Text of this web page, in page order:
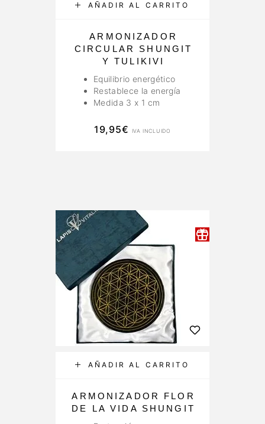
AÑADIR AL CARRITO
ARMONIZADOR
CIRCULAR SHUNGIT
Y TULIKIVI
Equilibrio energético
Restablece la energía
Medida 3 x 1 cm
19,95€ IVA INCLUIDO
AÑADIR AL CARRITO
ARMONIZADOR FLOR
DE LA VIDA SHUNGIT